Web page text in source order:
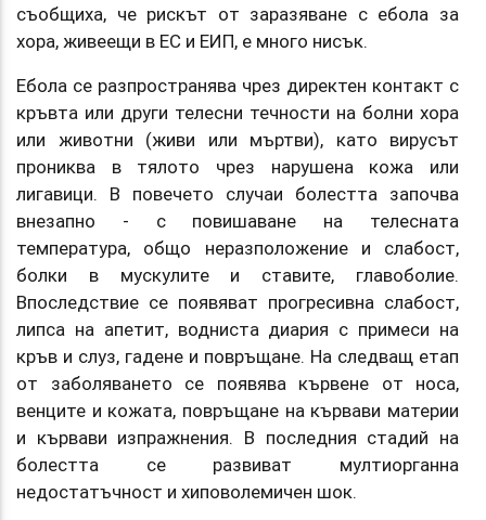
съобщиха, че рискът от заразяване с ебола за
хора, живеещи в ЕС и ЕИП, е много нисък.
Ебола се разпространява чрез директен контакт с
кръвта или други телесни течности на болни хора
или животни (живи или мъртви), като вирусът
прониква в тялото чрез нарушена кожа или
лигавици. В повечето случаи болестта започва
внезапно - с повишаване на телесната
температура, общо неразположение и слабост,
болки в мускулите и ставите, главоболие.
Впоследствие се появяват прогресивна слабост,
липса на апетит, водниста диария с примеси на
кръв и слуз, гадене и повръщане. На следващ етап
от заболяването се появява кървене от носа,
венците и кожата, повръщане на кървави материи
и кървави изпражнения. В последния стадий на
болестта се развиват мултиорганна
недостатъчност и хиповолемичен шок.